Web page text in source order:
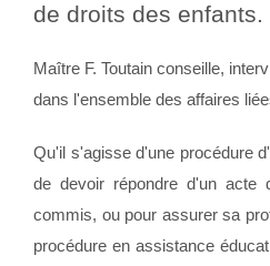
de droits des enfants.
Maître F. Toutain conseille,
dans l'ensemble des affaires
Qu'il s'agisse d'une procédure
de devoir répondre d'un acte
commis, ou pour assurer sa
procédure en assistance